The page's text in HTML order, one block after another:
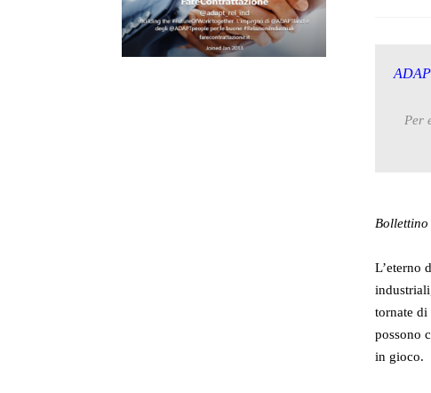
Per
Bollettino
L’eterno
tornate
possono
in gioco.